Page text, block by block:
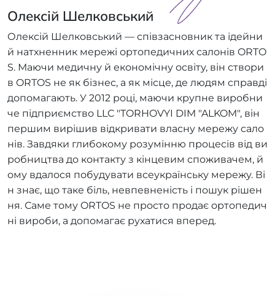
Олексій Шелковський
Олексій Шелковський — співзасновник та ідейни
й натхненник мережі ортопедичних салонів ORTO
S. Маючи медичну й економічну освіту, він створи
в ORTOS не як бізнес, а як місце, де людям справді
допомагають. У 2012 році, маючи крупне виробни
че підприємство LLC "TORHOVYI DIM "ALKOM", він
першим вирішив відкривати власну мережу сало
нів. Завдяки глибокому розумінню процесів від ви
робництва до контакту з кінцевим споживачем, й
ому вдалося побудувати всеукраїнську мережу. Ві
н знає, що таке біль, невпевненість і пошук рішен
ня. Саме тому ORTOS не просто продає ортопедич
ні вироби, а допомагає рухатися вперед.